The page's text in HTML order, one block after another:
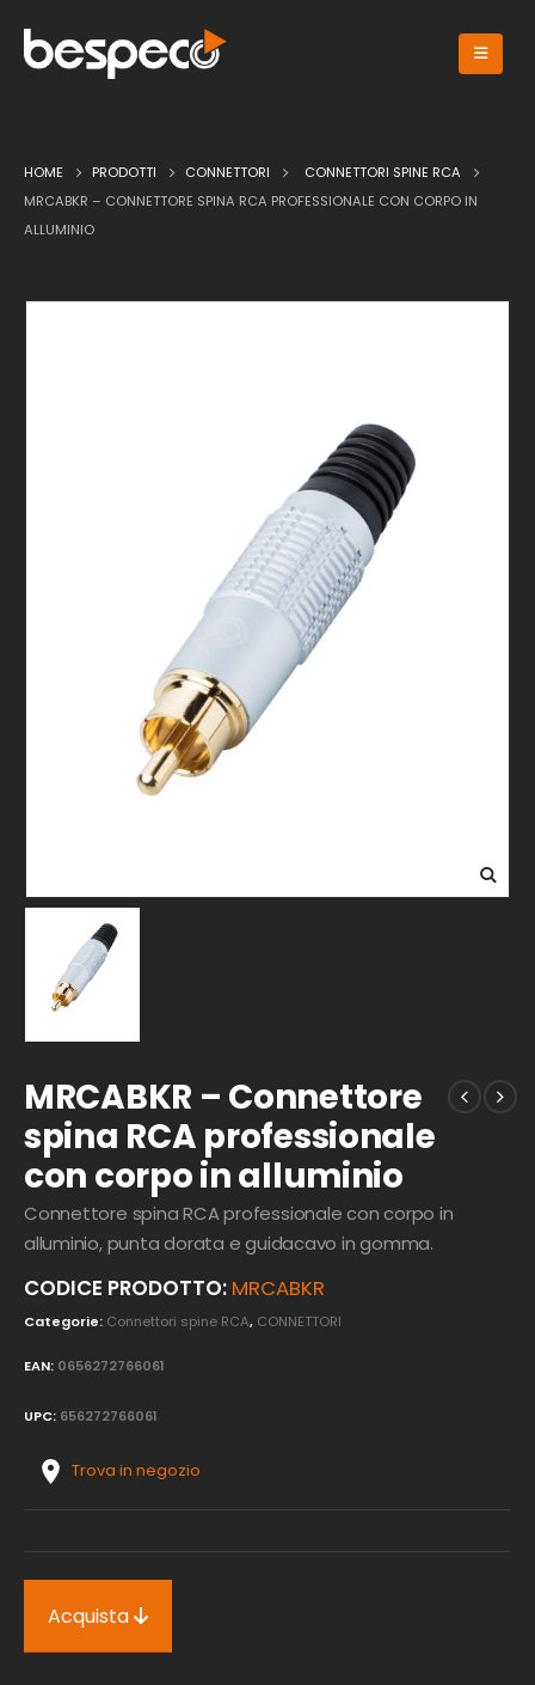
HOME PRODOTTI CONNETTORI
CONNETTORI SPINE RCA
MRCABKR – CONNETTORE SPINA RCA PROFESSIONALE CON CORPO IN
ALLUMINIO
MRCABKR – Connettore
spina RCA professionale
con corpo in alluminio
Connettore spina RCA professionale con corpo in
alluminio, punta dorata e guidacavo in gomma.
CODICE PRODOTTO: MRCABKR
Categorie: Connettori spine RCA, CONNETTORI
EAN: 0656272766061
UPC: 656272766061
Trova in negozio
Acquista